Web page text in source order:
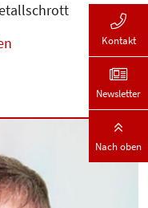
Kontakt
Newsletter
Nach oben